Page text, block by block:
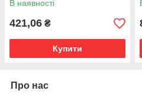
В наявності
421,06 ₴
Купити
Про нас